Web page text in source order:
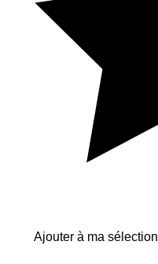
Ajouter à ma sélection